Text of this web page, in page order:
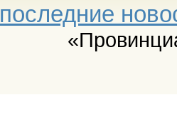
последние